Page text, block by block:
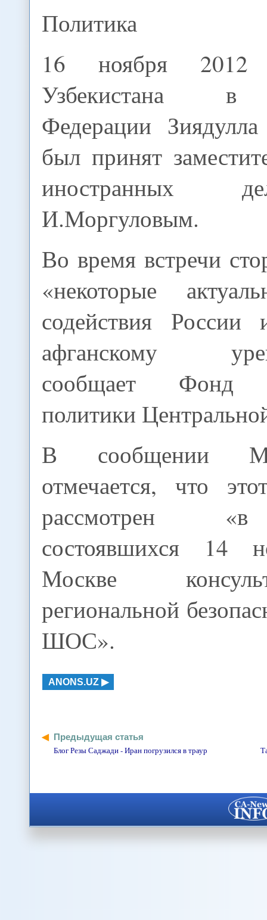
Политика
16 ноября 2012
Узбекистана в
Федерации
был принят
иностранных
И.Моргуловым.
Во время встречи
«некоторые
содействия России
афганскому
сообщает Фонд
политики
В сообщении
отмечается, что
рассмотрен «в
состоявшихся 14
Москве
региональной
ШОС».
ANONS.UZ
Предыдущая статья
Блог Резы Саджади - Иран погрузился в траур